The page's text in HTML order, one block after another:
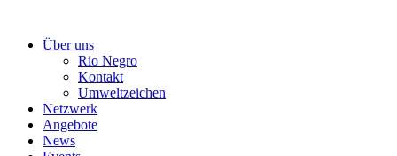
Über uns
Rio Negro
Kontakt
Umweltzeichen
Netzwerk
Angebote
News